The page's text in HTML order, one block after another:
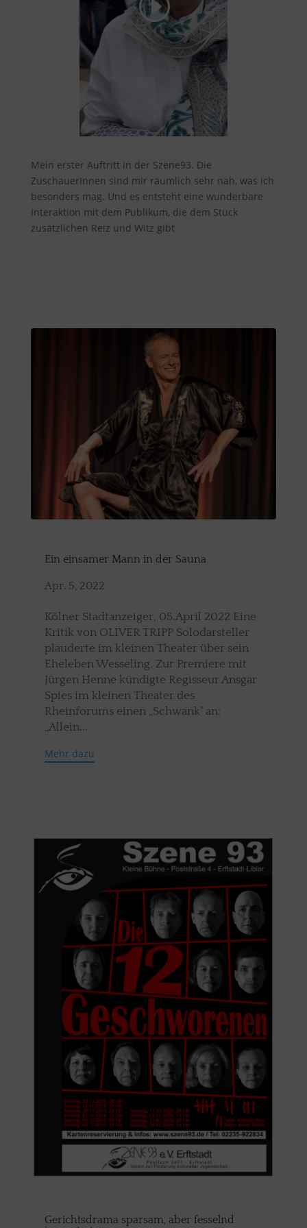
Mein erster Auftritt in der Szene93. Die
ZuschauerInnen sind mir räumlich sehr nah, was ich
besonders mag. Und es entsteht eine wunderbare
Interaktion mit dem Publikum, die dem Stück
zusätzlichen Reiz und Witz gibt
Ein einsamer Mann in der Sauna
Apr. 5, 2022
Kölner Stadtanzeiger, 05.April 2022 Eine
Kritik von OLIVER TRIPP Solodarsteller
plauderte im kleinen Theater über sein
Eheleben Wesseling. Zur Premiere mit
Jürgen Henne kündigte Regisseur Ansgar
Spies im kleinen Theater des
Rheinforums einen „Schwank" an:
„Allein...
Mehr dazu
Gerichtsdrama sparsam, aber fesselnd